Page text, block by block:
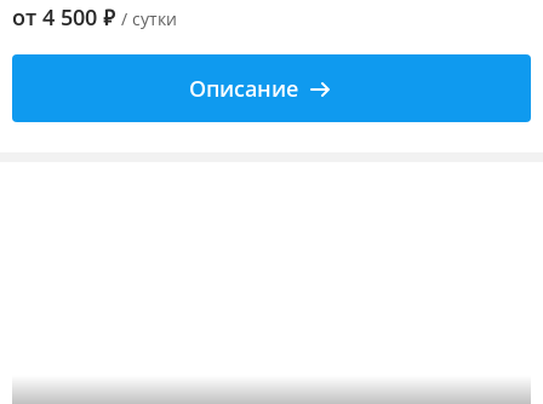
от 4 500 ₽ / сутки
Описание